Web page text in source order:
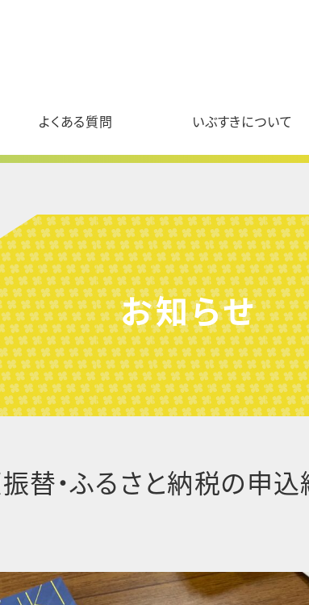
よくある質問 いぶすきについて
お知らせ
替・ふるさと納税の申込